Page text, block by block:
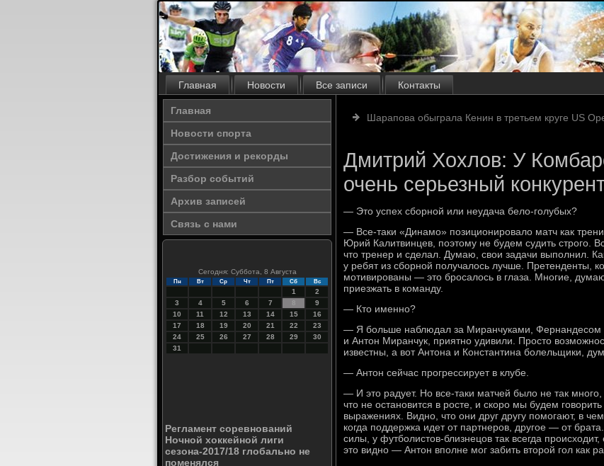
Главная Новости Все записи Контакты
Главная
Новости спорта
Достижения и рекорды
Разбор событий
Архив записей
Связь с нами
Сегодня: Суббота, 8 Августа
Пн Вт Ср Чт Пт Сб Вс
1
2
3
4 5 6 7 8
9
10
11 12 13 14 15
16
17
18 19 20 21 22
23
24
25 26 27 28 29
30
31
Регламент соревнований
Ночной хоккейной лиги
сезона-2017/18 глобально не
поменялся
Шарапова обыграла Кенин в третьем круге US
Дмитрий Хохлов: У
очень серьезный
— Это успех сборной или неудача бело-голубых?
— Все-таки «Динамо» позиционировало матч как
Юрий Калитвинцев, поэтому не будем судить строго.
что тренер и сделал. Думаю, свои задачи выполнил.
у ребят из сборной получалось лучше. Претенденты,
мотивированы — это бросалось в глаза. Многие,
приезжать в команду.
— Кто именно?
— Я больше наблюдал за Миранчуками,
и Антон Миранчук, приятно удивили. Просто
известны, а вот Антона и Константина болельщики,
— Антон сейчас прогрессирует в клубе.
— И это радует. Но все-таки матчей было не так много,
что не остановится в росте, и скоро мы будем
выражениях. Видно, что они друг другу помогают, в
когда поддержка идет от партнеров, другое — от
силы, у футболистов-близнецов так всегда
это видно — Антон вполне мог забить второй гол как